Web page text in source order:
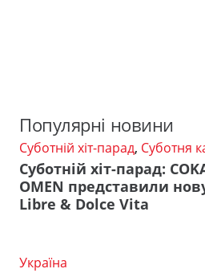
Популярні новини
Суботній хіт-парад, Суботня
Суботній хіт-парад:
OMEN представили
Libre & Dolce Vita
Україна